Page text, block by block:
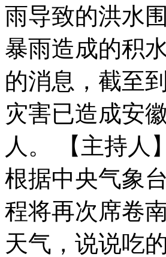
日执政自民党公布新的防卫计
山西运城恶犬咬伤多人 警民合
女孩北京地铁殴打老人 痛下狠
无痛分娩是否安全 医生回应
外交部：反对强权政治霸凌主义
外交部：有关国家言论片面不公
雨导致的洪水
暴雨造成的积
的消息，截至
灾害已造成安
人。 【主持人
根据中央气象
程将再次席卷
天气，说说吃